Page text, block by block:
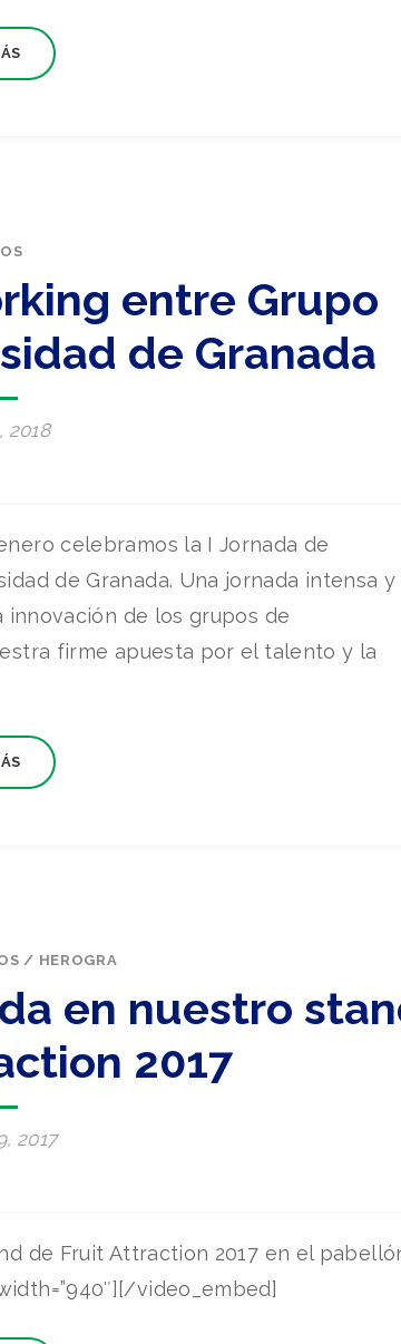
entre Grupo
de Granada
2018
celebramos la I Jornada de
de Granada. Una jornada intensa y
de los grupos de
firme apuesta por el talento y la
/ HEROGRA
en nuestro
2017
2017
de Fruit Attraction 2017 en el
video_embed]